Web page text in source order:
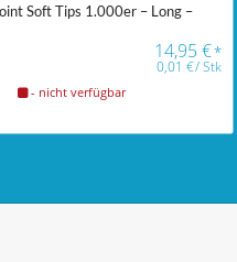
Soft Tips 1.000er – Long –
14,95€*
0,01 €/Stk
- nicht verfügbar